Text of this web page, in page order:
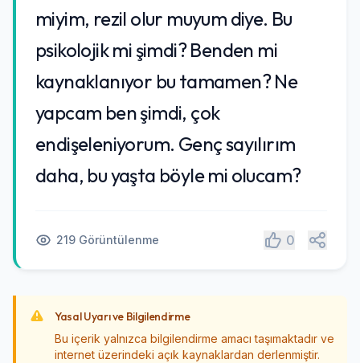
miyim, rezil olur muyum diye. Bu
psikolojik mi şimdi? Benden mi
kaynaklanıyor bu tamamen? Ne
yapcam ben şimdi, çok
endişeleniyorum. Genç sayılırım
daha, bu yaşta böyle mi olucam?
219 Görüntülenme 0 Paylaş
Yasal Uyarı ve Bilgilendirme
Bu içerik yalnızca bilgilendirme amacı taşımaktadır ve
internet üzerindeki açık kaynaklardan derlenmiştir.